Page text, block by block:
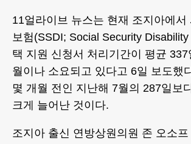
11얼라이브 뉴스는 현재 조지아에서
보험(SSDI; Social Security Disability
택 지원 신청서 처리기간이 평균 337
월이나 소요되고 있다고 6일 보도했
몇 개월 전인 지난해 7월의 287일보
크게 늘어난 것이다.
조지아 출신 연방상원의원 존 오소